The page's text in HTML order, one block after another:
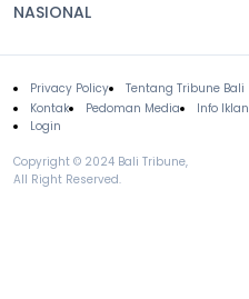
NASIONAL
Footer
Privacy Policy
Tentang Tribune Bali
Kontak
Pedoman Media
Info Iklan
Login
Copyright © 2024 Bali Tribune,
All Right Reserved.